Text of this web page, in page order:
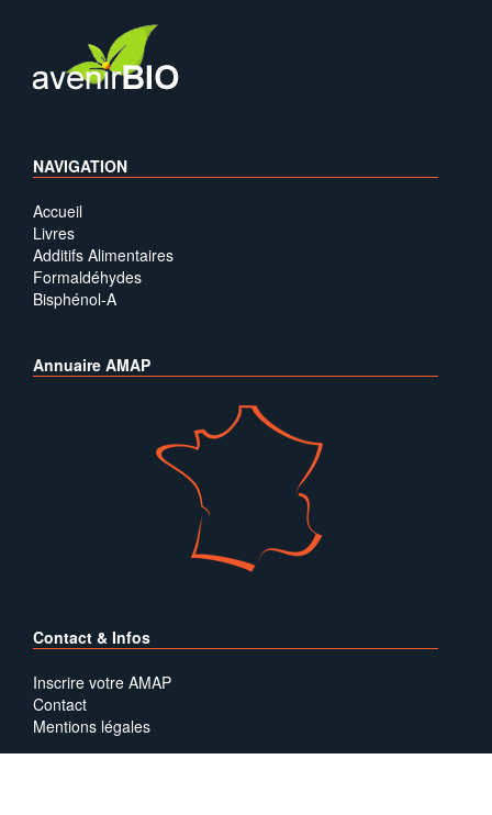
NAVIGATION
Accueil
Livres
Additifs Alimentaires
Formaldéhydes
Bisphénol-A
Annuaire AMAP
Contact & Infos
Inscrire votre AMAP
Contact
Mentions légales